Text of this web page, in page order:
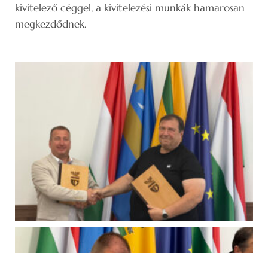
kivitelező céggel, a kivitelezési munkák hamarosan
megkezdődnek.